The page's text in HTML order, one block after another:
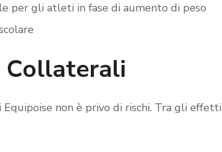
per gli atleti in fase di aumento di peso
Collaterali
Equipoise non è privo di rischi. Tra gli